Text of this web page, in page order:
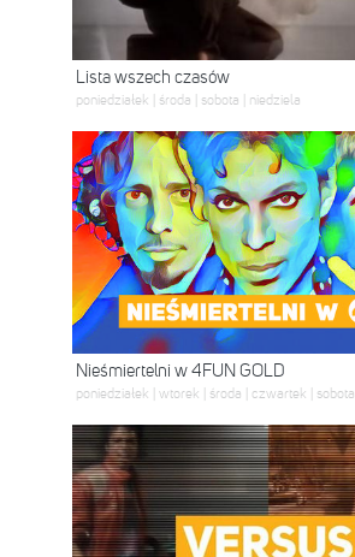
Lista wszech czasów
poniedziałek | środa | sobota | niedziela
Nieśmiertelni w 4FUN GOLD
poniedziałek | wtorek | środa | czwartek | sobota